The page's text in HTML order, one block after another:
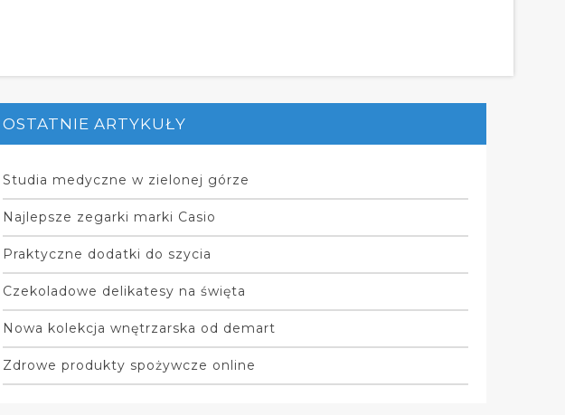
OSTATNIE ARTYKUŁY
Studia medyczne w zielonej górze
Najlepsze zegarki marki Casio
Praktyczne dodatki do szycia
Czekoladowe delikatesy na święta
Nowa kolekcja wnętrzarska od demart
Zdrowe produkty spożywcze online